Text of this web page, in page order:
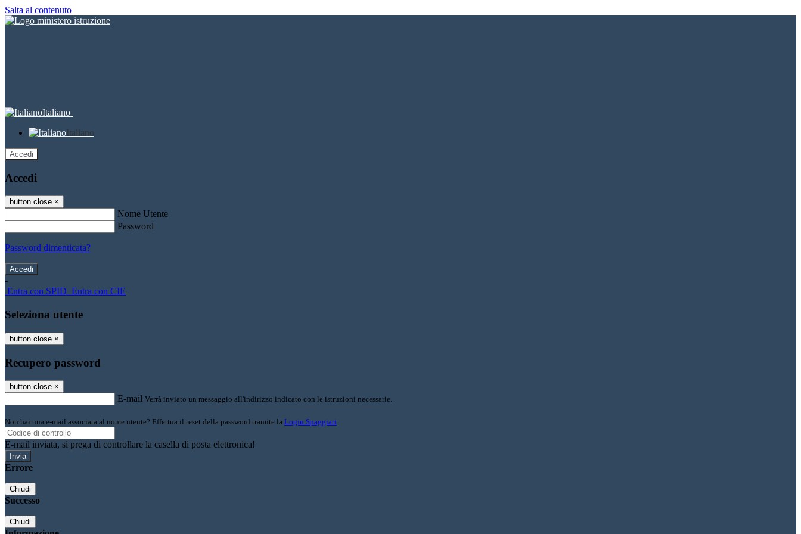
Salta al contenuto
Italiano
Italiano
Accedi
Accedi
button close ×
Nome Utente
Password
Password dimenticata?
-
Entra con SPID Entra con CIE
Seleziona utente
button close ×
Recupero password
button close ×
E-mail Verrà inviato un messaggio all'indirizzo indicato con le istruzioni necessarie.
Non hai una e-mail associata al nome utente? Effettua il reset della password tramite la Login Spaggiari
E-mail inviata, si prega di controllare la casella di posta elettronica!
Errore
Chiudi
Successo
Chiudi